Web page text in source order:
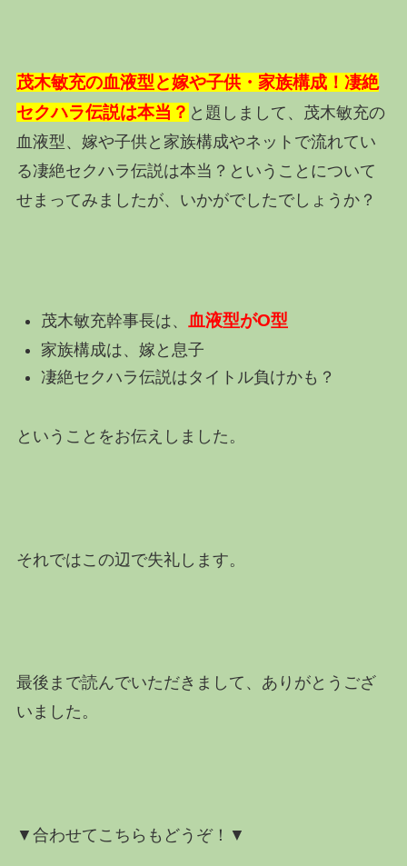
茂木敏充の血液型と嫁や子供・家族構成！凄絶
セクハラ伝説は本当？ と題しまして、茂木敏充の
血液型、嫁や子供と家族構成やネットで流れてい
る凄絶セクハラ伝説は本当？ということについて
せまってみましたが、いかがでしたでしょうか？
茂木敏充幹事長は、 血液型がO型
家族構成は、嫁と息子
凄絶セクハラ伝説はタイトル負けかも？
ということをお伝えしました。
それではこの辺で失礼します。
最後まで読んでいただきまして、ありがとうござ
いました。
▼合わせてこちらもどうぞ！▼